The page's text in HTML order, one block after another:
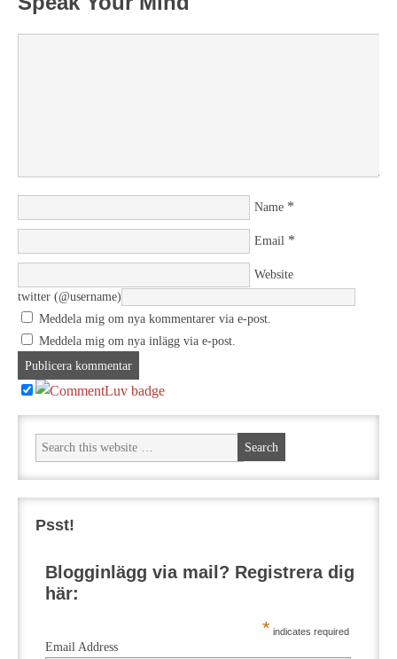
Name *
Email *
Website
twitter (@username)
Meddela mig om nya kommentarer via e-post.
Meddela mig om nya inlägg via e-post.
Psst!
Blogginlägg via mail? Registrera dig
här:
* indicates required
Email Address